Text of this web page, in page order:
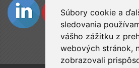
Súbory cookie a
sledovania
vášho zážitku z
webových stránok,
zobrazovali